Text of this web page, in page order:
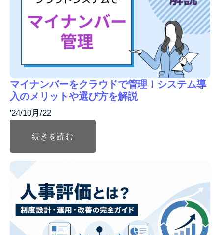
マイナンバーをクラウドで管理！システム導
入のメリットや選び方を解説
'24/10月/22
続きを読む